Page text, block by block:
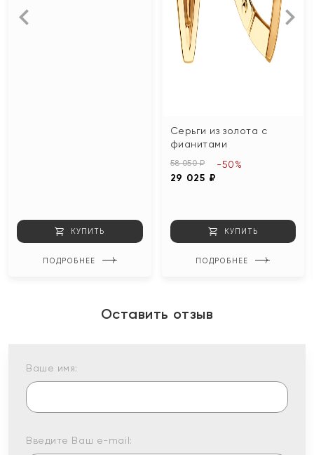
КУПИТЬ
ПОДРОБНЕЕ
Серьги из золота с
фианитами
58 050 ₽
29 025 ₽
-50%
КУПИТЬ
ПОДРОБНЕЕ
Оставить отзыв
Ваше имя:
Введите Ваш e-mail: